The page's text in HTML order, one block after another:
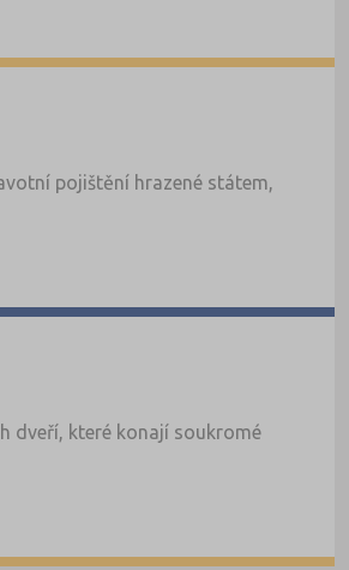
pojištění hrazené státem,
dveří, které konají soukromé